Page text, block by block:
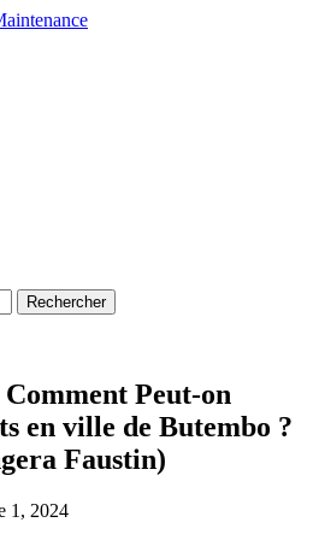
Peut-on
en ville de Butembo ?
Faustin)
1, 2024